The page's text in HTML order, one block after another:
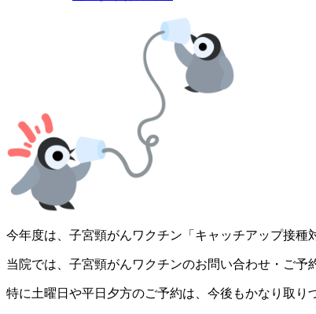
今年度は、子宮頸がんワクチン「キャッチアップ接種
当院では、子宮頸がんワクチンのお問い合わせ・ご予
特に土曜日や平日夕方のご予約は、今後もかなり取り